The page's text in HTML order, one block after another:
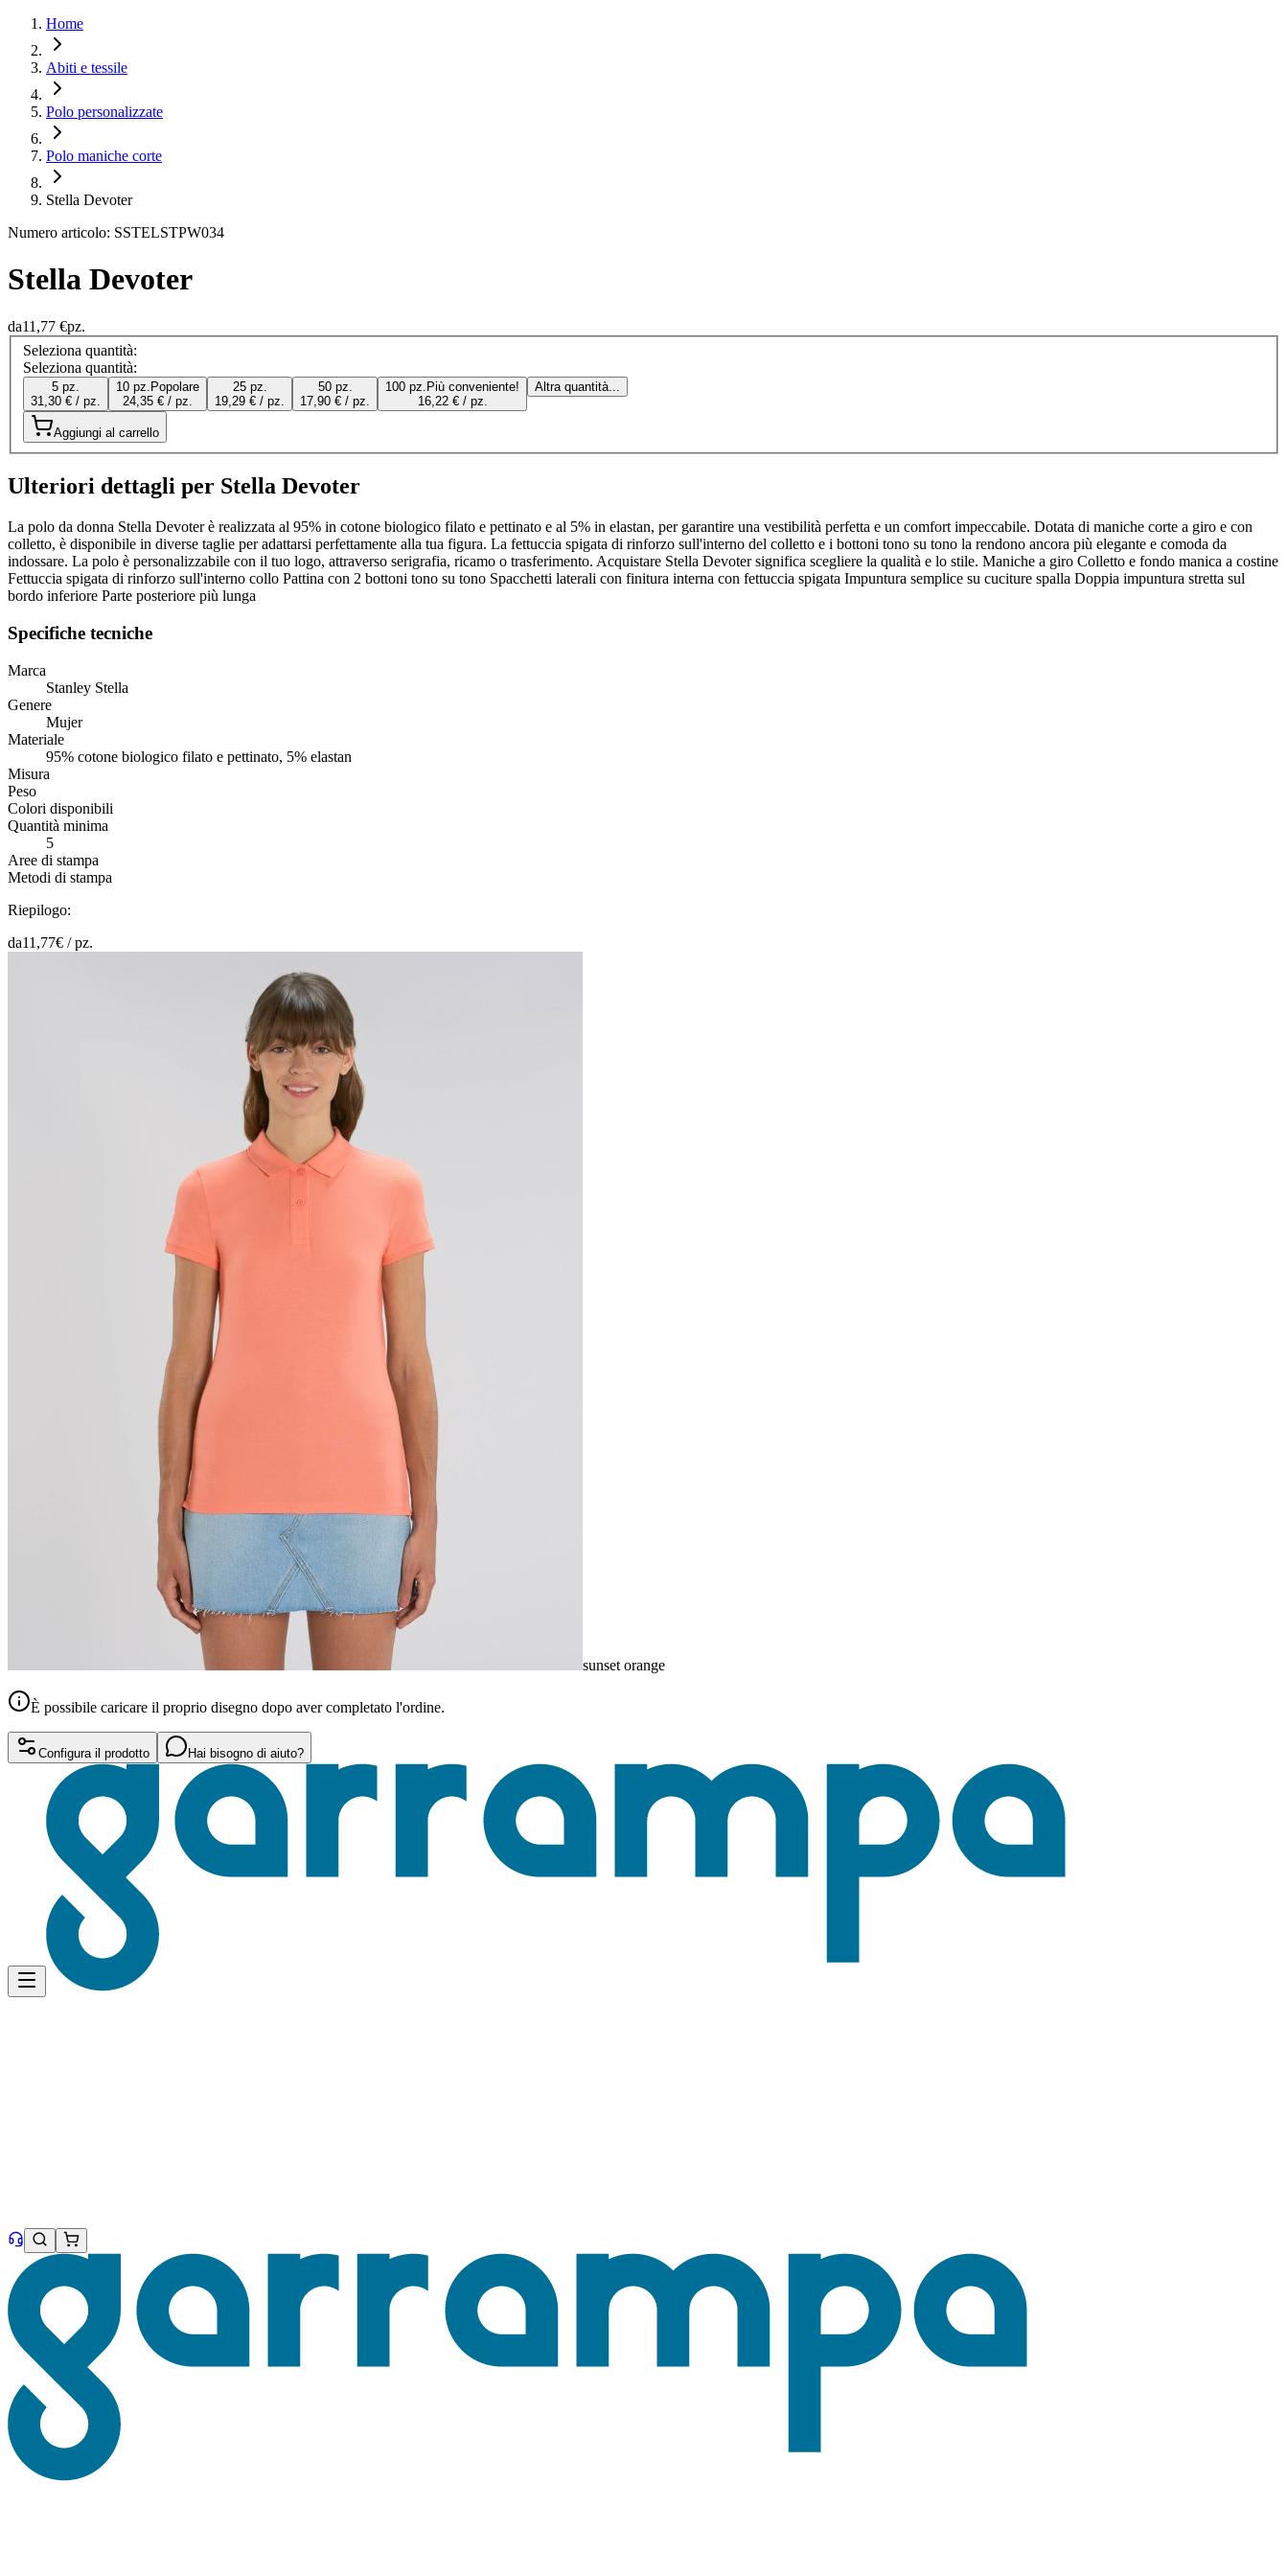
Home
Abiti e tessile
Polo personalizzate
Polo maniche corte
Stella Devoter
Numero articolo: SSTELSTPW034
Stella Devoter
da11,77 €pz.
Seleziona quantità:
Seleziona quantità:
5 pz.
31,30 € / pz.
10 pz. Popolare
24,35 € / pz.
25 pz.
19,29 € / pz.
50 pz.
17,90 € / pz.
100 pz. Più conveniente!
16,22 € / pz.
Altra quantità...
Aggiungi al carrello
Ulteriori dettagli per Stella Devoter
La polo da donna Stella Devoter è realizzata al 95% in cotone biologico filato e pettinato e al 5% in elastan, per garantire una vestibilità perfetta e un comfort impeccabile. Dotata di maniche corte a giro e con
colletto, è disponibile in diverse taglie per adattarsi perfettamente alla tua figura. La fettuccia spigata di rinforzo sull'interno del colletto e i bottoni tono su tono la rendono ancora più elegante e comoda da
indossare. La polo è personalizzabile con il tuo logo, attraverso serigrafia, ricamo o trasferimento. Acquistare Stella Devoter significa scegliere la qualità e lo stile. Maniche a giro Colletto e fondo manica a costine
Fettuccia spigata di rinforzo sull'interno collo Pattina con 2 bottoni tono su tono Spacchetti laterali con finitura interna con fettuccia spigata Impuntura semplice su cuciture spalla Doppia impuntura stretta sul
bordo inferiore Parte posteriore più lunga
Specifiche tecniche
Marca
Stanley Stella
Genere
Mujer
Materiale
95% cotone biologico filato e pettinato, 5% elastan
Misura
Peso
Colori disponibili
Quantità minima
5
Aree di stampa
Metodi di stampa
Riepilogo:
da11,77€ /pz.
sunset orange
È possibile caricare il proprio disegno dopo aver completato l'ordine.
Configura il prodotto Hai bisogno di aiuto?